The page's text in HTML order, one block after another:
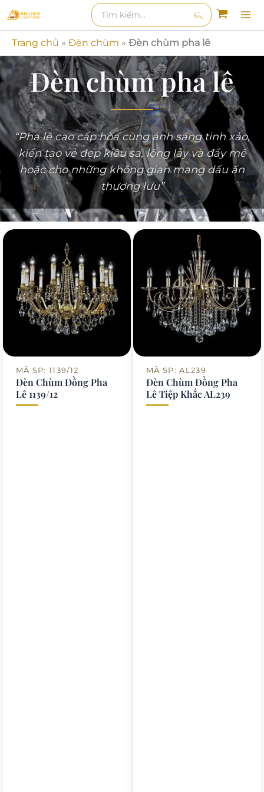
tới
nội
Tìm
kiếm:
Tìm
kiếm
Trang chủ » Đèn chùm » Đèn chùm pha lê
Đèn chùm pha lê
“Pha lê cao cấp hòa cùng ánh sáng tinh xảo,
kiến tạo vẻ đẹp kiêu sa, lộng lẫy và đầy mê
hoặc cho những không gian mang dấu ấn
thượng lưu”
MÃ SP: 1139/12
Đèn Chùm Đồng Pha
Lê 1139/12
MÃ SP: AL239
Đèn Chùm Đồng Pha
Lê Tiệp Khắc AL239